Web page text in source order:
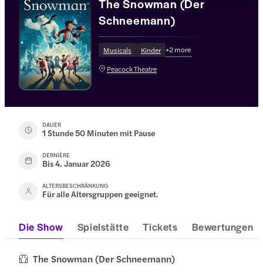
The Snowman (Der
Schneemann)
Musicals Kinder +2more
Peacock Theatre
DAUER
1 Stunde 50 Minuten mit Pause
DERNIÈRE
Bis 4. Januar 2026
ALTERSBESCHRÄNKUNG
Für alle Altersgruppen geeignet.
Die Show Spielstätte Tickets Bewertungen
The Snowman (Der Schneemann)